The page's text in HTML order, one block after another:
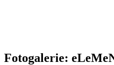
Fotogalerie: